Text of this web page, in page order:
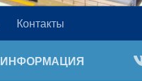
Контакты
ИНФОРМАЦИЯ